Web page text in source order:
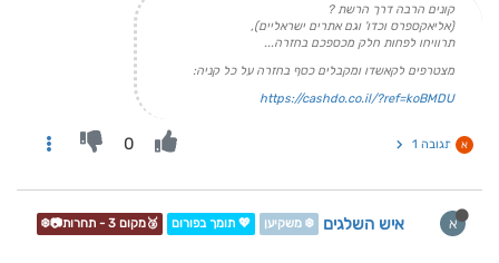
קונים הרבה דרך הרשת ?
(אליאקספרס וכדו' וגם אתרים ישראליים),
תרוויחו לפחות חלק מכספכם בחזרה...
מצטרפים לקאשדו ומקבלים כסף בחזרה על כל קניה:
https://cashdo.co.il/?ref=koBMDU
א תגובה 1 0
א איש השלגים ❄️ משקיען 💖 תומך בפורום 🥉מקום 3 - תחרות📷❄️